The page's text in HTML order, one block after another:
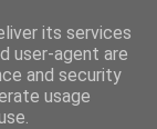
its services
user-agent are
and security
usage